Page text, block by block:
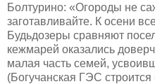
Болтурино: «Огороды не
заготавливайте. К осени
Будьдозеры сравняют
кежмарей оказались
малая часть семей,
(Богучанская ГЭС